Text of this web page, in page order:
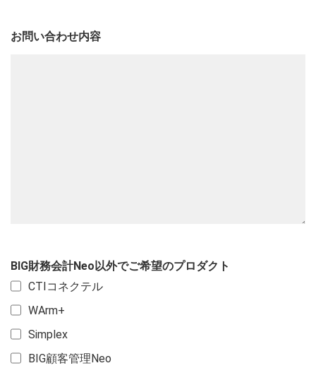
お問い合わせ内容
BIG財務会計Neo以外でご希望のプロダクト
CTIコネクテル
WArm+
Simplex
BIG顧客管理Neo